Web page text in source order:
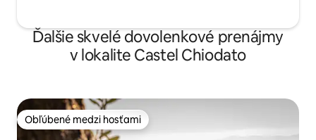
Ďalšie skvelé dovolenkové prenájmy
v lokalite Castel Chiodato
Obľúbené medzi hosťami
Obľúbené medzi hosťami